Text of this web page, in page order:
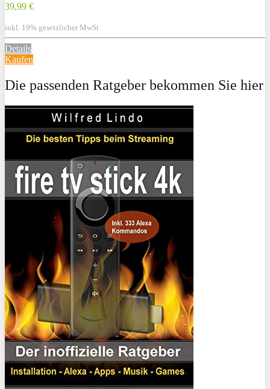
39,99 €
inkl. 19% gesetzlicher MwSt.
Details
Kaufen
Die passenden Ratgeber bekommen Sie hier